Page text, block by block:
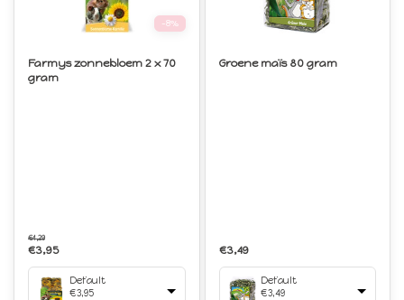
-8%
Farmys zonnebloem 2 x 70
gram
€4,29
€3,95
Default
€3,95
Groene maïs 80 gram
€3,49
Default
€3,49